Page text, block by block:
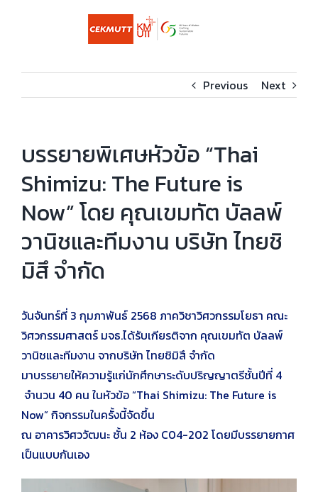
Previous Next
บรรยายพิเศษหัวข้อ “Thai
Shimizu: The Future is
Now” โดย คุณเขมทัต บัลลพ์
วานิชและทีมงาน บริษัท ไทยชิ
มิสึ จำกัด
วันจันทร์ที่ 3 กุมภาพันธ์ 2568 ภาควิชาวิศวกรรมโยธา คณะ
วิศวกรรมศาสตร์ มจธ.ได้รับเกียรติจาก คุณเขมทัต บัลลพ์
วานิชและทีมงาน จากบริษัท ไทยชิมิสึ จำกัด
มาบรรยายให้ความรู้แก่นักศึกษาระดับปริญญาตรีชั้นปีที่ 4
จำนวน 40 คน ในหัวข้อ “Thai Shimizu: The Future is
Now” กิจกรรมในครั้งนี้จัดขึ้น
ณ อาคารวิศววัฒนะ ชั้น 2 ห้อง C04-202 โดยมีบรรยายกาศ
เป็นแบบกันเอง